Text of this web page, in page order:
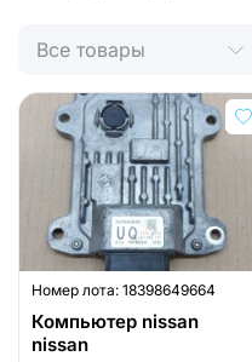
Все товары
Номер лота: 18398649664
Компьютер nissan
nissan